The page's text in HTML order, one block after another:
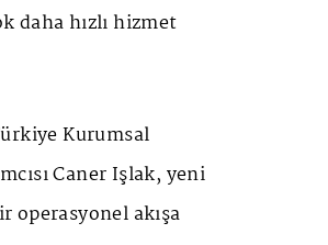
daha hızlı hizmet
Kurumsal
Caner Işlak, yeni
akışa